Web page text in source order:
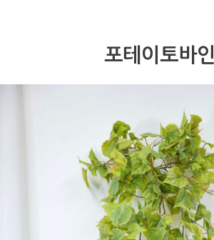
포테이토바인